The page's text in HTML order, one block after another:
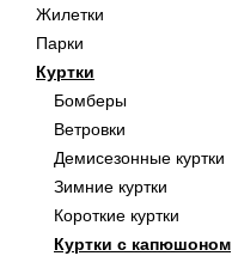
Жилетки
Парки
Куртки
Бомберы
Ветровки
Демисезонные куртки
Зимние куртки
Короткие куртки
Куртки с капюшоном